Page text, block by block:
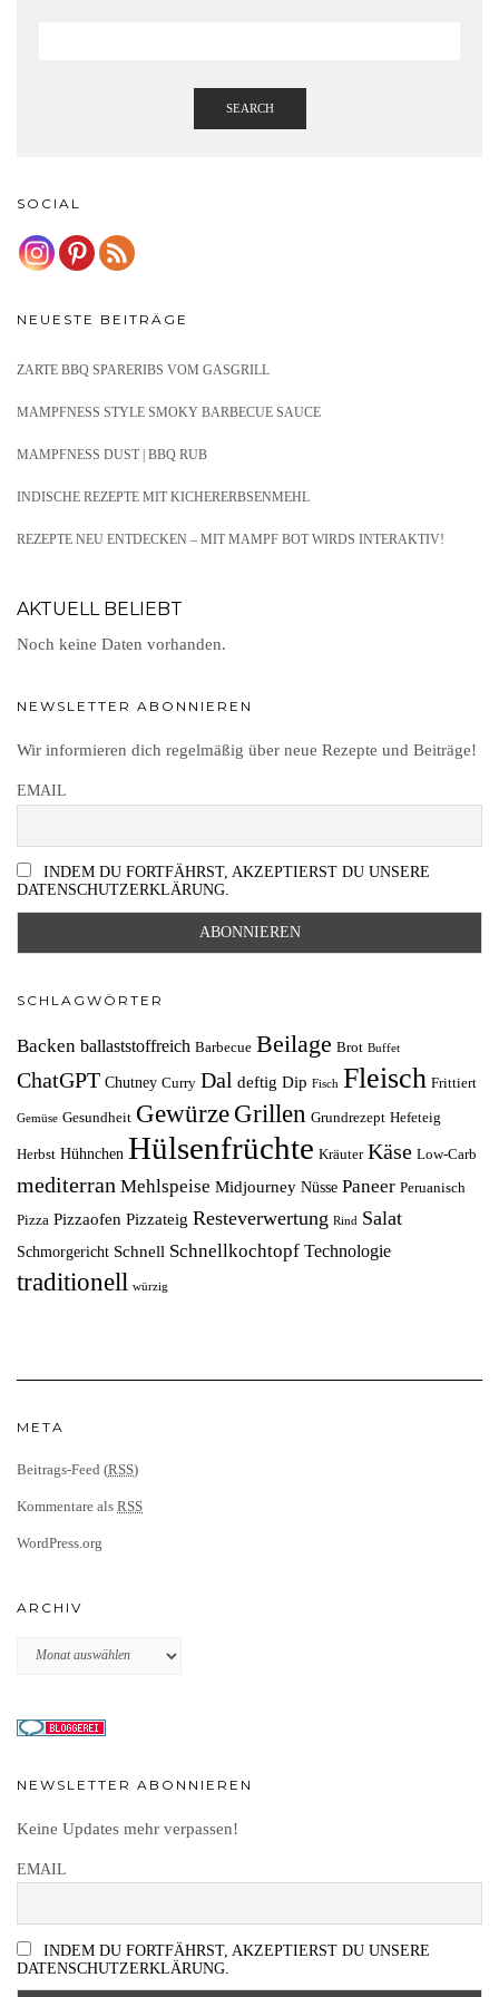
SEARCH
SOCIAL
NEUESTE BEITRÄGE
ZARTE BBQ SPARERIBS VOM GASGRILL
MAMPFNESS STYLE SMOKY BARBECUE SAUCE
MAMPFNESS DUST | BBQ RUB
INDISCHE REZEPTE MIT KICHERERBSENMEHL
REZEPTE NEU ENTDECKEN – MIT MAMPF BOT WIRDS INTERAKTIV!
AKTUELL BELIEBT
Noch keine Daten vorhanden.
NEWSLETTER ABONNIEREN
Wir informieren dich regelmäßig über neue Rezepte und Beiträge!
EMAIL
INDEM DU FORTFÄHRST, AKZEPTIERST DU UNSERE
DATENSCHUTZERKLÄRUNG.
SCHLAGWÖRTER
Backen ballaststoffreich Barbecue Beilage Brot Buffet
ChatGPT Chutney Curry Dal deftig Dip Fisch Fleisch Frittiert
Gemüse Gesundheit Gewürze Grillen Grundrezept Hefeteig
Herbst Hühnchen Hülsenfrüchte Kräuter Käse Low-Carb
mediterran Mehlspeise Midjourney Nüsse Paneer Peruanisch
Pizza Pizzaofen Pizzateig Resteverwertung Rind Salat
Schmorgericht Schnell Schnellkochtopf Technologie
traditionell würzig
META
Beitrags-Feed (RSS)
Kommentare als RSS
WordPress.org
ARCHIV
Archiv
NEWSLETTER ABONNIEREN
Keine Updates mehr verpassen!
EMAIL
INDEM DU FORTFÄHRST, AKZEPTIERST DU UNSERE
DATENSCHUTZERKLÄRUNG.